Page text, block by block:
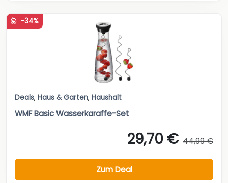
-34%
Deals, Haus & Garten, Haushalt
WMF Basic Wasserkaraffe-Set
29,70 € 44,99 €
Zum Deal